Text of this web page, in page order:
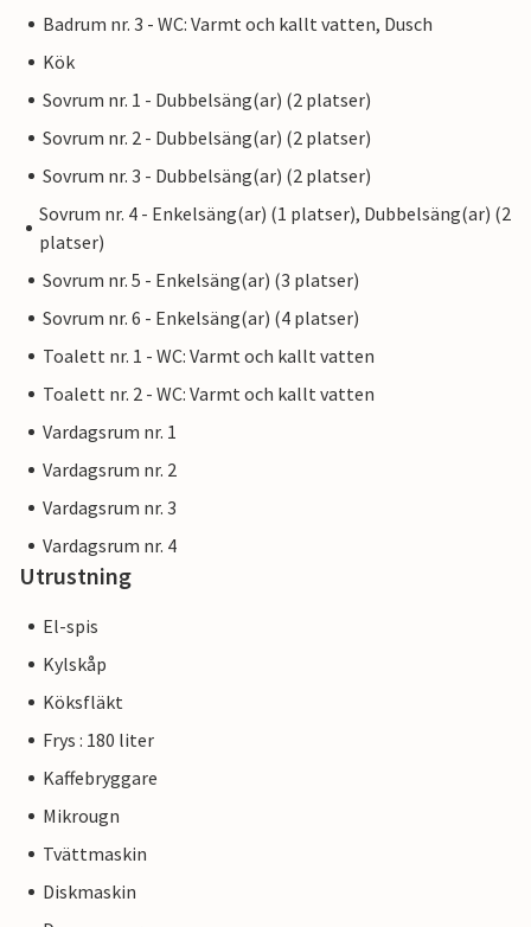
Badrum nr. 3 - WC: Varmt och kallt vatten, Dusch
Kök
Sovrum nr. 1 - Dubbelsäng(ar) (2 platser)
Sovrum nr. 2 - Dubbelsäng(ar) (2 platser)
Sovrum nr. 3 - Dubbelsäng(ar) (2 platser)
Sovrum nr. 4 - Enkelsäng(ar) (1 platser), Dubbelsäng(ar) (2
platser)
Sovrum nr. 5 - Enkelsäng(ar) (3 platser)
Sovrum nr. 6 - Enkelsäng(ar) (4 platser)
Toalett nr. 1 - WC: Varmt och kallt vatten
Toalett nr. 2 - WC: Varmt och kallt vatten
Vardagsrum nr. 1
Vardagsrum nr. 2
Vardagsrum nr. 3
Vardagsrum nr. 4
Utrustning
El-spis
Kylskåp
Köksfläkt
Frys : 180 liter
Kaffebryggare
Mikrougn
Tvättmaskin
Diskmaskin